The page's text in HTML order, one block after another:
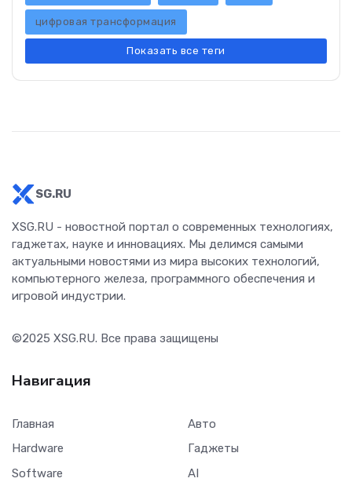
цифровая трансформация
Показать все теги
SG.RU
XSG.RU - новостной портал о современных технологиях,
гаджетах, науке и инновациях. Мы делимся самыми
актуальными новостями из мира высоких технологий,
компьютерного железа, программного обеспечения и
игровой индустрии.
©2025 XSG.RU. Все права защищены
Навигация
Главная
Hardware
Software
Авто
Гаджеты
AI